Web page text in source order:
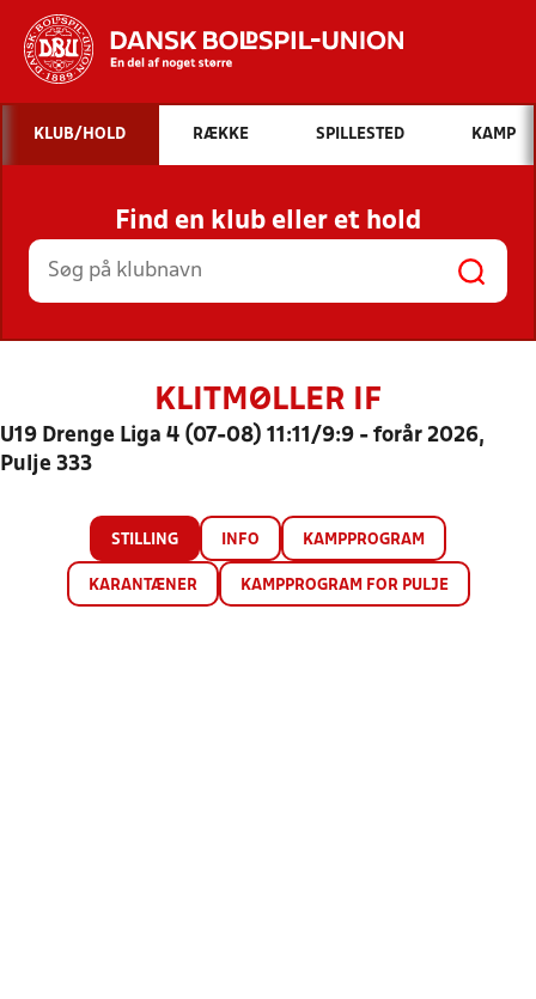
Hvad vil du søge efter?
INDHOLD OG NYHEDER
STILLINGER, RESULTATER, KLUBBER OG
HOLD
KLUB/HOLD RÆKKE SPILLESTED KAMP
Find en klub eller et hold
KLITMØLLER IF
U19 Drenge Liga 4 (07-08) 11:11/9:9 - forår 2026,
Pulje 333
STILLING INFO KAMPPROGRAM
KARANTÆNER KAMPPROGRAM FOR PULJE